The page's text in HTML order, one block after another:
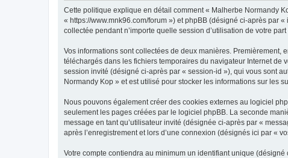
Cette politique explique en détail comment « Malherbe Normandy
« https://www.mnk96.com/forum ») et phpBB (désigné ci-après par
collectée pendant n’importe quelle session d’utilisation de votre
Vos informations sont collectées de deux manières.
téléchargés dans les fichiers temporaires du navigateur Internet de
session invité (désigné ci-après par « session-id »), qui vous sont
Normandy Kop » et est utilisé pour stocker les informations sur les
Nous pouvons également créer des cookies externes au logiciel
seulement les pages créées par le logiciel phpBB. La seconde
message en tant qu’utilisateur invité (désignée ci-après par «
après l’enregistrement et lors d’une connexion (désignés ici par «
Votre compte contiendra au minimum un identifiant unique